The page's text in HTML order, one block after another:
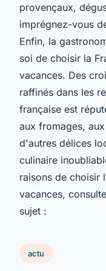
provençaux,
imprégnez-vous
Enfin, la
soi de choisir la
vacances. Des
raffinés dans les
française est
aux fromages,
d'autres délices
culinaire
raisons de choisir
vacances,
sujet :
actu